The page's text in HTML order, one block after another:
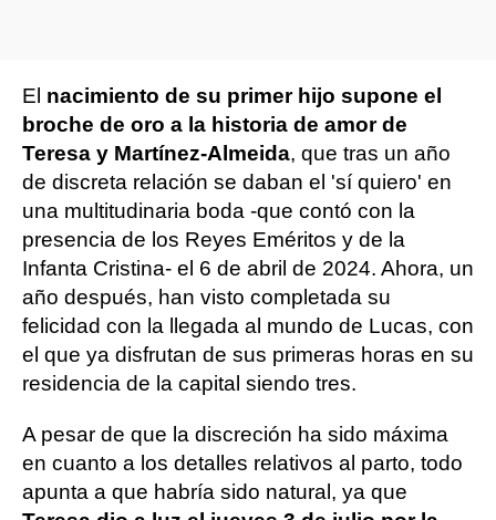
El nacimiento de su primer hijo supone el
broche de oro a la historia de amor de
Teresa y Martínez-Almeida, que tras un año
de discreta relación se daban el 'sí quiero' en
una multitudinaria boda -que contó con la
presencia de los Reyes Eméritos y de la
Infanta Cristina- el 6 de abril de 2024. Ahora, un
año después, han visto completada su
felicidad con la llegada al mundo de Lucas, con
el que ya disfrutan de sus primeras horas en su
residencia de la capital siendo tres.
A pesar de que la discreción ha sido máxima
en cuanto a los detalles relativos al parto, todo
apunta a que habría sido natural, ya que